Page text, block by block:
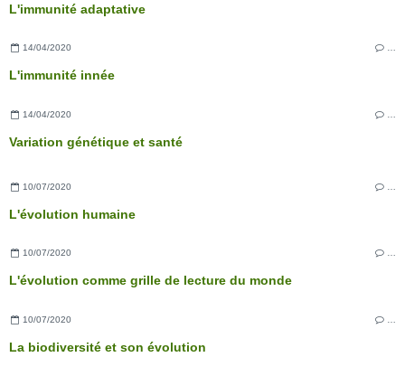
L'immunité adaptative
14/04/2020 …
L'immunité innée
14/04/2020
Variation génétique et santé
10/07/2020
L'évolution humaine
10/07/2020
L'évolution comme grille de lecture du monde
10/07/2020
La biodiversité et son évolution